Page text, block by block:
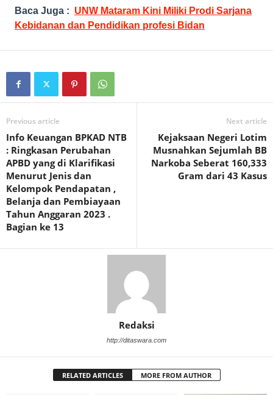
Baca Juga : UNW Mataram Kini Miliki Prodi Sarjana
Kebidanan dan Pendidikan profesi Bidan
Previous article
Info Keuangan BPKAD NTB
: Ringkasan Perubahan
APBD yang di Klarifikasi
Menurut Jenis dan
Kelompok Pendapatan ,
Belanja dan Pembiayaan
Tahun Anggaran 2023 .
Bagian ke 13
Next article
Kejaksaan Negeri Lotim
Musnahkan Sejumlah BB
Narkoba Seberat 160,333
Gram dari 43 Kasus
Redaksi
http://ditaswara.com
RELATED ARTICLES MORE FROM AUTHOR